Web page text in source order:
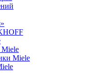
Miele